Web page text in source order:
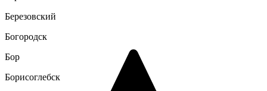
Березовский
Богородск
Бор
Борисоглебск